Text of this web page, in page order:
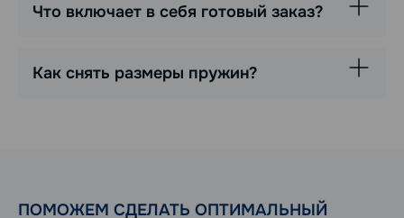
Что включает в себя готовый заказ?
Как снять размеры пружин?
ПОМОЖЕМ СДЕЛАТЬ ОПТИМАЛЬНЫЙ